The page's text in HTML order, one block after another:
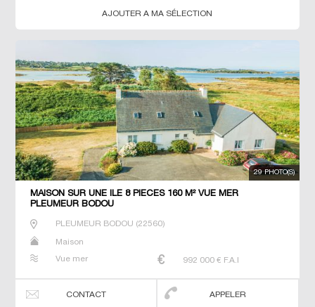
AJOUTER A MA SÉLECTION
29 PHOTO(S)
MAISON SUR UNE ILE 8 PIECES 160 M² VUE MER
PLEUMEUR BODOU
PLEUMEUR BODOU (22560)
Maison
Vue mer 992 000 € F.A.I
CONTACT APPELER